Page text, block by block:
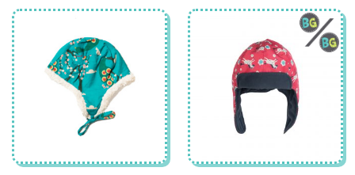
variații.
Opțiunile
pot
fi
alese
în
pagina
produsului.
fi
în